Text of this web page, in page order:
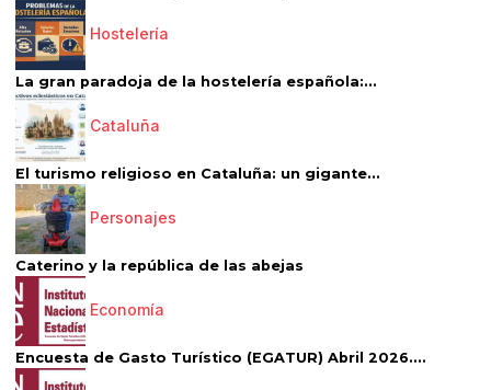
Hostelería
La gran paradoja de la hostelería española:...
Cataluña
El turismo religioso en Cataluña: un gigante...
Personajes
Caterino y la república de las abejas
Economía
Encuesta de Gasto Turístico (EGATUR) Abril 2026....